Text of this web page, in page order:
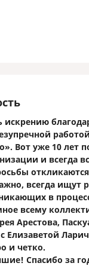
искрению
Вот уже 10 лет
и всегда
всегда ищут
в
всему
Арестова,
Елизаветой
и четко.
Спасибо за